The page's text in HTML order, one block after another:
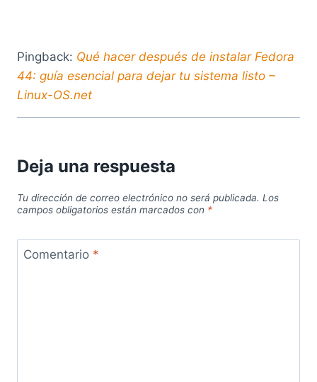
Pingback: Qué hacer después de instalar Fedora
44: guía esencial para dejar tu sistema listo –
Linux-OS.net
Deja una respuesta
Tu dirección de correo electrónico no será publicada. Los
campos obligatorios están marcados con *
Comentario *